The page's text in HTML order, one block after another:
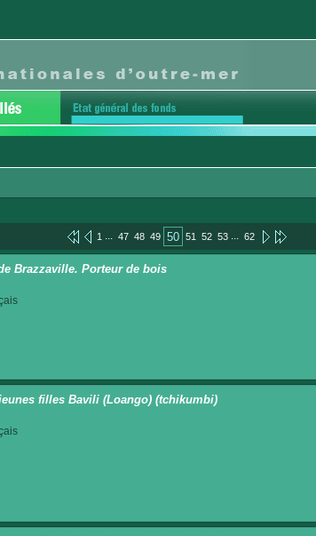
1 ... 47 48 49 50 51 52 53 ... 62
Brazzaville. Porteur de bois
filles Bavili (Loango) (tchikumbi)